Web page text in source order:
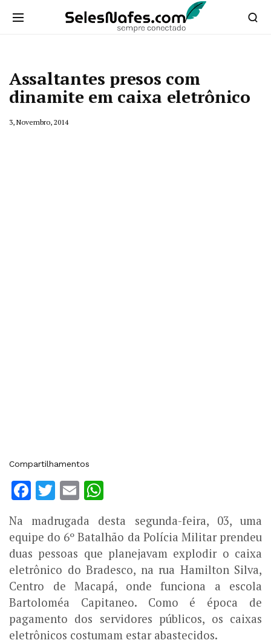
Assaltantes presos com
dinamite em caixa eletrônico
3, Novembro, 2014
Compartilhamentos
Facebook
Twitter
Email
Na madrugada desta segunda-feira, 03, uma
equipe do 6º Batalhão da Polícia Militar prendeu
duas pessoas que planejavam explodir o caixa
eletrônico do Bradesco, na rua Hamilton Silva,
Centro de Macapá, onde funciona a escola
Bartoloméa Capitaneo. Como é época de
pagamento dos servidores públicos, os caixas
eletrônicos costumam estar abastecidos.